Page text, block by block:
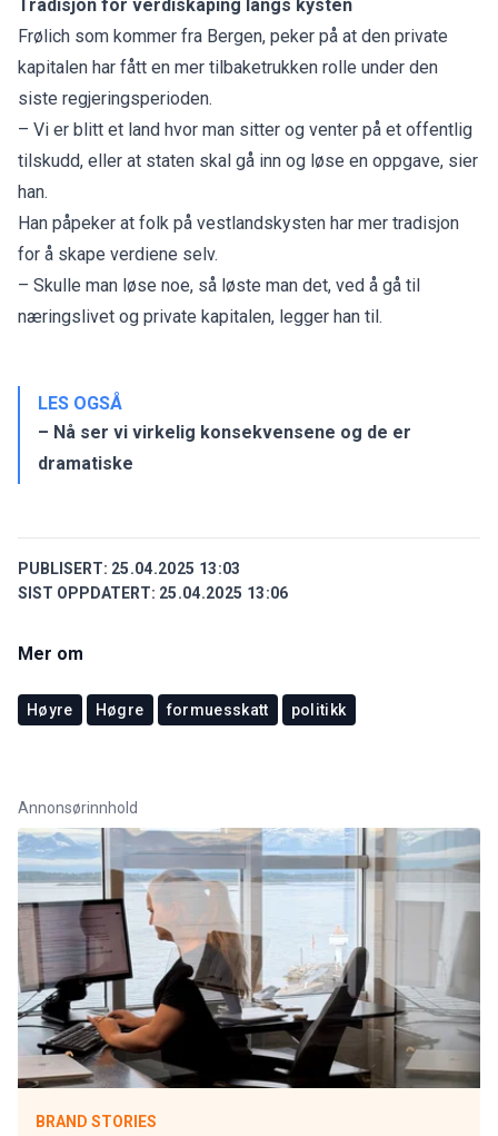
Tradisjon for verdiskaping langs kysten
Frølich som kommer fra Bergen, peker på at den private
kapitalen har fått en mer tilbaketrukken rolle under den
siste regjeringsperioden.
– Vi er blitt et land hvor man sitter og venter på et offentlig
tilskudd, eller at staten skal gå inn og løse en oppgave, sier
han.
Han påpeker at folk på vestlandskysten har mer tradisjon
for å skape verdiene selv.
– Skulle man løse noe, så løste man det, ved å gå til
næringslivet og private kapitalen, legger han til.
LES OGSÅ
– Nå ser vi virkelig konsekvensene og de er
dramatiske
PUBLISERT: 25.04.2025 13:03
SIST OPPDATERT: 25.04.2025 13:06
Mer om
Høyre Høgre formuesskatt politikk
Annonsørinnhold
BRAND STORIES